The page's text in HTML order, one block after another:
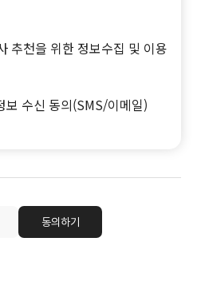
추천을 위한 정보수집 및 이용
보 수신 동의(SMS/이메일)